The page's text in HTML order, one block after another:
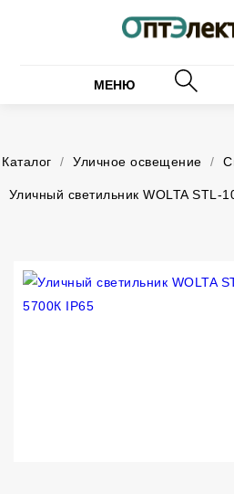
МЕНЮ
Каталог / Уличное освещение /
Уличный светильник WOLTA STL-